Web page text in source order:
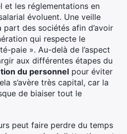
et les réglementations en
évoluent. Une veille
part des sociétés afin d’avoir
qui respecte le
paie ». Au-delà de l’aspect
aux différentes étapes du
du personnel pour éviter
s’avère très capital, car la
de biaiser tout le
peut faire perdre du temps